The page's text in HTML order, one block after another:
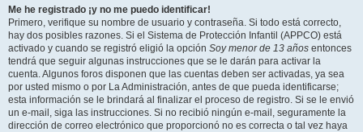
Me he registrado ¡y no me puedo identificar!
Primero, verifique su nombre de usuario y contraseña. Si todo está correcto,
hay dos posibles razones. Si el Sistema de Protección Infantil (APPCO) está
activado y cuando se registró eligió la opción Soy menor de 13 años entonces
tendrá que seguir algunas instrucciones que se le darán para activar la
cuenta. Algunos foros disponen que las cuentas deben ser activadas, ya sea
por usted mismo o por La Administración, antes de que pueda identificarse;
esta información se le brindará al finalizar el proceso de registro. Si se le envió
un e-mail, siga las instrucciones. Si no recibió ningún e-mail, seguramente la
dirección de correo electrónico que proporcionó no es correcta o tal vez haya